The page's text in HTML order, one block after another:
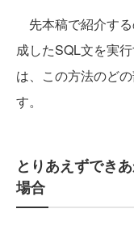
先本稿で紹介す
成したSQL文を実
は、この方法のど
す。
とりあえずでき
場合